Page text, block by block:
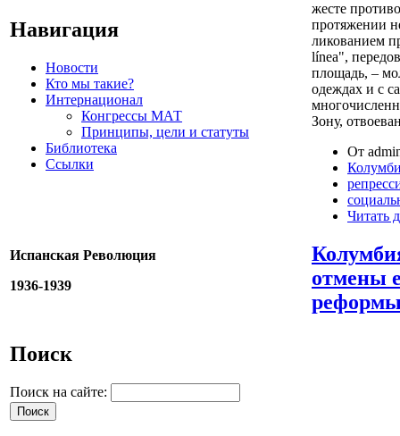
Навигация
Новости
Кто мы такие?
Интернационал
Конгрессы МАТ
Принципы, цели и статуты
Библиотека
Ссылки
Испанская Революция
1936-1939
Поиск
Поиск на сайте:
жесте
протяжении
ликованием
línea",
площадь, –
одеждах и с
Зону,
От
Читать
отмены